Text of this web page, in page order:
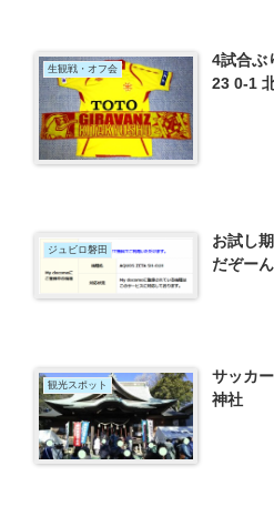
生観戦・オフ会
4試合ぶ
23 0-1
ジュビロ磐田
お試し
だぞー
観光スポット
サッカ
神社